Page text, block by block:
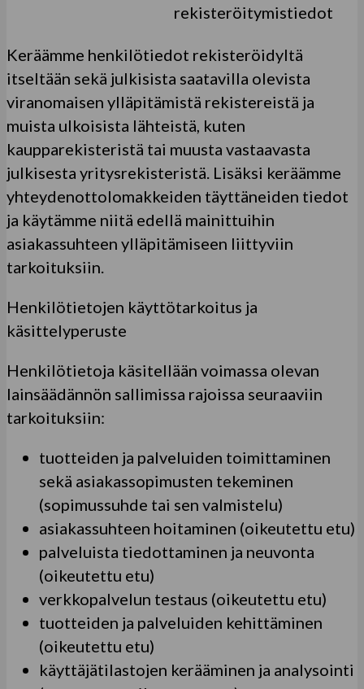
rekisteröitymistiedot
Keräämme henkilötiedot rekisteröidyltä
itseltään sekä julkisista saatavilla olevista
viranomaisen ylläpitämistä rekistereistä ja
muista ulkoisista lähteistä, kuten
kaupparekisteristä tai muusta vastaavasta
julkisesta yritysrekisteristä. Lisäksi keräämme
yhteydenottolomakkeiden täyttäneiden tiedot
ja käytämme niitä edellä mainittuihin
asiakassuhteen ylläpitämiseen liittyviin
tarkoituksiin.
Henkilötietojen käyttötarkoitus ja
käsittelyperuste
Henkilötietoja käsitellään voimassa olevan
lainsäädännön sallimissa rajoissa seuraaviin
tarkoituksiin:
tuotteiden ja palveluiden toimittaminen
sekä asiakassopimusten tekeminen
(sopimussuhde tai sen valmistelu)
asiakassuhteen hoitaminen (oikeutettu etu)
palveluista tiedottaminen ja neuvonta
(oikeutettu etu)
verkkopalvelun testaus (oikeutettu etu)
tuotteiden ja palveluiden kehittäminen
(oikeutettu etu)
käyttäjätilastojen kerääminen ja analysointi